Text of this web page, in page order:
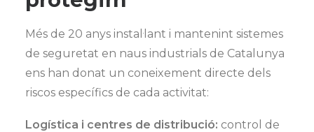
Més de 20 anys instal·lant i mantenint sistemes
de seguretat en naus industrials de Catalunya
ens han donat un coneixement directe dels
riscos específics de cada activitat:
Logística i centres de distribució: control de